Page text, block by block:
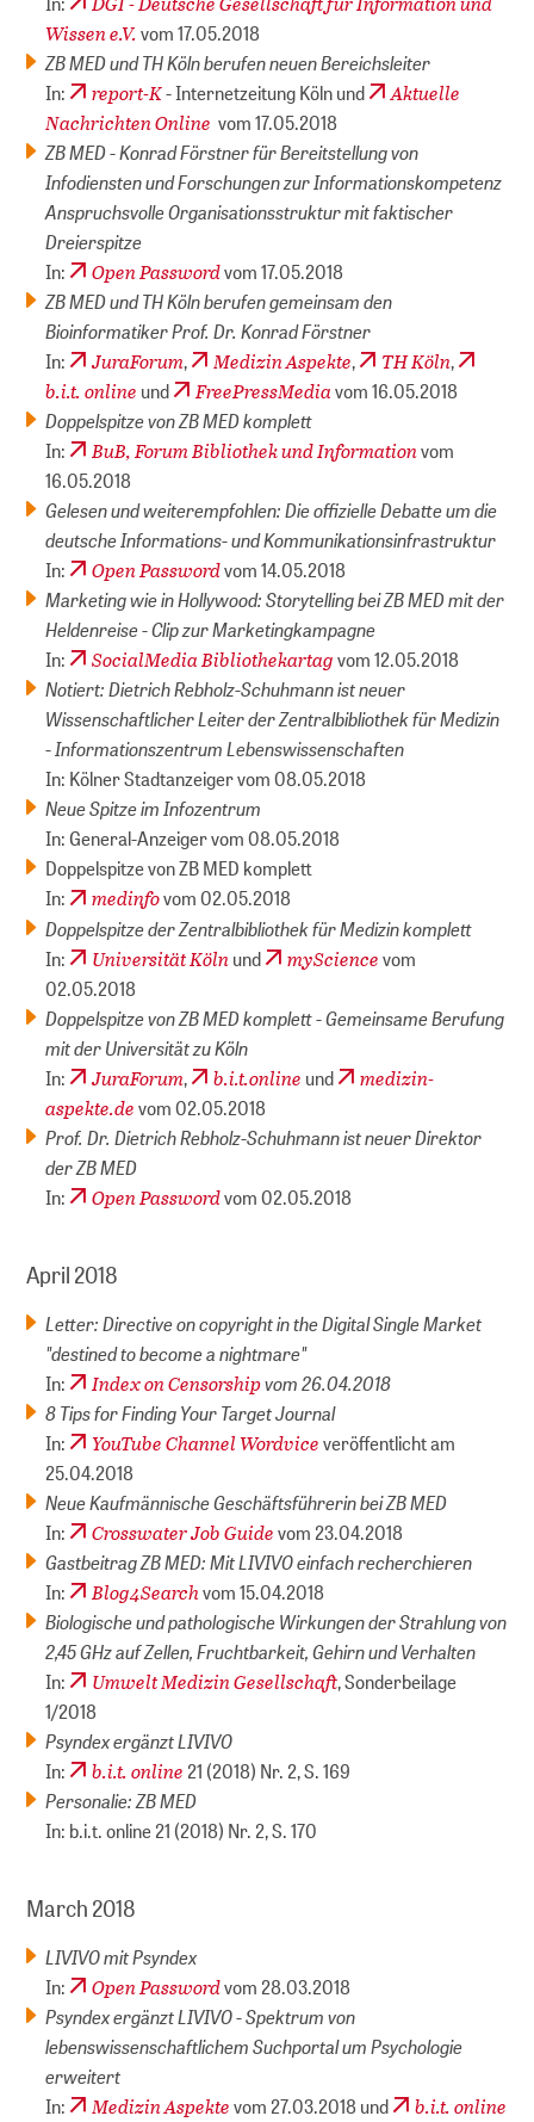
Wissen e.V.vom 17.05.2018
ZB MED und TH Köln berufen neuen Bereichsleiter
In: report-K- Internetzeitung Köln und
Aktuelle
Nachrichten Online vom 17.05.2018
ZB MED - Konrad Förstner für Bereitstellung von
Infodiensten und Forschungen zur Informationskompetenz
Anspruchsvolle Organisationsstruktur mit faktischer
Dreierspitze
In: Open Passwordvom 17.05.2018
ZB MED und TH Köln berufen gemeinsam den
Bioinformatiker Prof. Dr. Konrad Förstner
In: JuraForum, Medizin Aspekte, TH Köln,
b.i.t. online und FreePressMediavom 16.05.2018
Doppelspitze von ZB MED komplett
In: BuB, Forum Bibliothek und Informationvom
16.05.2018
Gelesen und weiterempfohlen: Die offizielle Debatte um die
deutsche Informations- und Kommunikationsinfrastruktur
In: Open Passwordvom 14.05.2018
Marketing wie in Hollywood: Storytelling bei ZB MED mit der
Heldenreise - Clip zur Marketingkampagne
In: SocialMedia Bibliothekartagvom 12.05.2018
Notiert: Dietrich Rebholz-Schuhmann ist neuer
Wissenschaftlicher Leiter der Zentralbibliothek für Medizin
- Informationszentrum Lebenswissenschaften
In: Kölner Stadtanzeiger vom 08.05.2018
Neue Spitze im Infozentrum
In: General-Anzeiger vom 08.05.2018
Doppelspitze von ZB MED komplett
In:
medinfovom 02.05.2018
Doppelspitze der Zentralbibliothek für Medizin komplett
In: Universität Kölnund mySciencevom
02.05.2018
Doppelspitze von ZB MED komplett - Gemeinsame Berufung
mit der Universität zu Köln
In: JuraForum, b.i.t.online und
medizin-
aspekte.devom 02.05.2018
Prof. Dr. Dietrich Rebholz-Schuhmann ist neuer Direktor
der ZB MED
In: Open Passwordvom 02.05.2018
April 2018
Letter: Directive on copyright in the Digital Single Market
"destined to become a nightmare"
In: Index on Censorshipvom 26.04.2018
8 Tips for Finding Your Target Journal
In: YouTube Channel Wordviceveröffentlicht am
25.04.2018
Neue Kaufmännische Geschäftsführerin bei ZB MED
In: Crosswater Job Guidevom 23.04.2018
Gastbeitrag ZB MED: Mit LIVIVO einfach recherchieren
In: Blog4Searchvom 15.04.2018
Biologische und pathologische Wirkungen der Strahlung von
2,45 GHz auf Zellen, Fruchtbarkeit, Gehirn und Verhalten
In: Umwelt Medizin Gesellschaft, Sonderbeilage
1/2018
Psyndex ergänzt LIVIVO
In: b.i.t. online 21 (2018) Nr. 2, S. 169
Personalie: ZB MED
In: b.i.t. online 21 (2018) Nr. 2, S. 170
March 2018
LIVIVO mit Psyndex
In: Open Passwordvom 28.03.2018
Psyndex ergänzt LIVIVO - Spektrum von
lebenswissenschaftlichem Suchportal um Psychologie
erweitert
In: Medizin Aspektevom 27.03.2018 und b.i.t. online